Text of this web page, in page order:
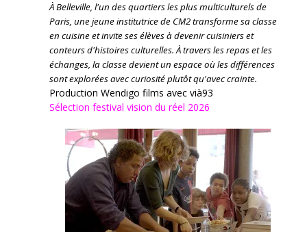
À Belleville, l'un des quartiers les plus multiculturels de
Paris, une jeune institutrice de CM2 transforme sa classe
en cuisine et invite ses élèves à devenir cuisiniers et
conteurs d'histoires culturelles.À travers les repas et les
échanges, la classe devient un espace où les différences
sont explorées avec curiosité plutôt qu'avec crainte.
Production Wendigo films avec vià93
Sélection festival vision du réel 2026